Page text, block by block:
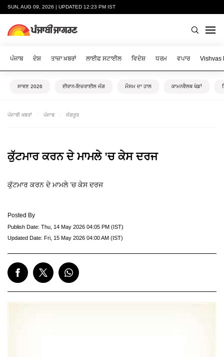
SUN, AUG 09, 2026 | UPDATED 12:23 PM IST
ਪੰਜਾਬ ਦੇਸ਼ ਤਾਜ਼ਾ ਖ਼ਬਰਾਂ ਲਾਈਫ ਸਟਾਈਲ ਵਿਦੇਸ਼ ਧਰਮ ਵਪਾਰ Vishvas
ਸਾਵਣ 2026 ਈਰਾਨ-ਇਜ਼ਰਾਈਲ ਜੰਗ ਮੌਸਮ ਦਾ ਹਾਲ ਕਾਮਨਵੈਲਥ ਖੇਡਾਂ
ਪੰਜਾਬੀ ਖ਼ਬਰਾਂ ਪੰਜਾਬ ਸੰਗਰੂਰ
ਕੁੱਟਮਾਰ ਕਰਨ ਦੇ ਮਾਮਲੇ ’ਚ ਕੇਸ ਦਰਜ
ਕੁੱਟਮਾਰ ਕਰਨ ਦੇ ਮਾਮਲੇ ’ਚ ਕੇਸ ਦਰਜ
Posted By
Publish Date: Thu, 14 May 2026 04:05 PM (IST)
Updated Date: Fri, 15 May 2026 04:00 AM (IST)